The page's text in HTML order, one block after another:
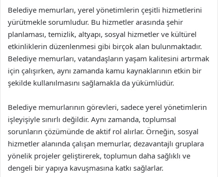
Belediye memurları, yerel yönetimlerin çeşitli hizmetlerini
yürütmekle sorumludur. Bu hizmetler arasında şehir
planlaması, temizlik, altyapı, sosyal hizmetler ve kültürel
etkinliklerin düzenlenmesi gibi birçok alan bulunmaktadır.
Belediye memurları, vatandaşların yaşam kalitesini artırmak
için çalışırken, aynı zamanda kamu kaynaklarının etkin bir
şekilde kullanılmasını sağlamakla da yükümlüdür.
Belediye memurlarının görevleri, sadece yerel yönetimlerin
işleyişiyle sınırlı değildir. Aynı zamanda, toplumsal
sorunların çözümünde de aktif rol alırlar. Örneğin, sosyal
hizmetler alanında çalışan memurlar, dezavantajlı gruplara
yönelik projeler geliştirerek, toplumun daha sağlıklı ve
dengeli bir yapıya kavuşmasına katkı sağlarlar.